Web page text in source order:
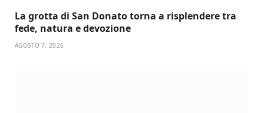
La grotta di San Donato torna a risplendere tra
fede, natura e devozione
AGOSTO 7, 2026